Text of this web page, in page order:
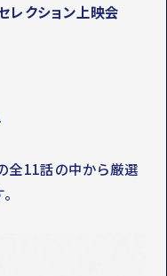
レクション上映会
全11話の中から厳選